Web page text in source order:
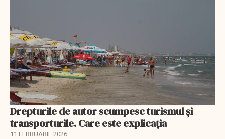
Drepturile de autor scumpesc turismul și
transporturile. Care este explicația
11 FEBRUARIE 2026